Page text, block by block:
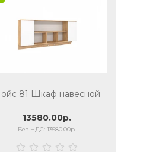
81 Шкаф навесной
13580.00р.
Без НДС: 13580.00р.